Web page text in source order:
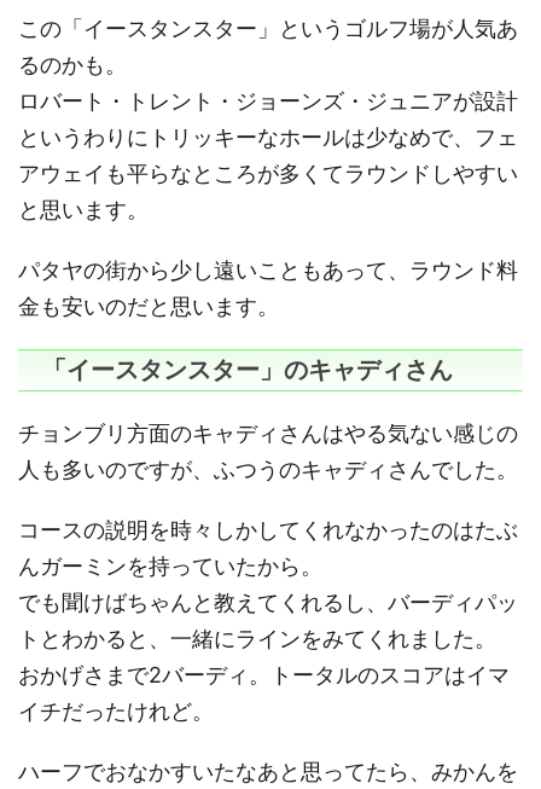
この「イースタンスター」というゴルフ場が人気あ
るのかも。
ロバート・トレント・ジョーンズ・ジュニアが設計
というわりにトリッキーなホールは少なめで、フェ
アウェイも平らなところが多くてラウンドしやすい
と思います。
パタヤの街から少し遠いこともあって、ラウンド料
金も安いのだと思います。
「イースタンスター」のキャディさん
チョンブリ方面のキャディさんはやる気ない感じの
人も多いのですが、ふつうのキャディさんでした。
コースの説明を時々しかしてくれなかったのはたぶ
んガーミンを持っていたから。
でも聞けばちゃんと教えてくれるし、バーディパッ
トとわかると、一緒にラインをみてくれました。
おかげさまで2バーディ。トータルのスコアはイマ
イチだったけれど。
ハーフでおなかすいたなあと思ってたら、みかんを